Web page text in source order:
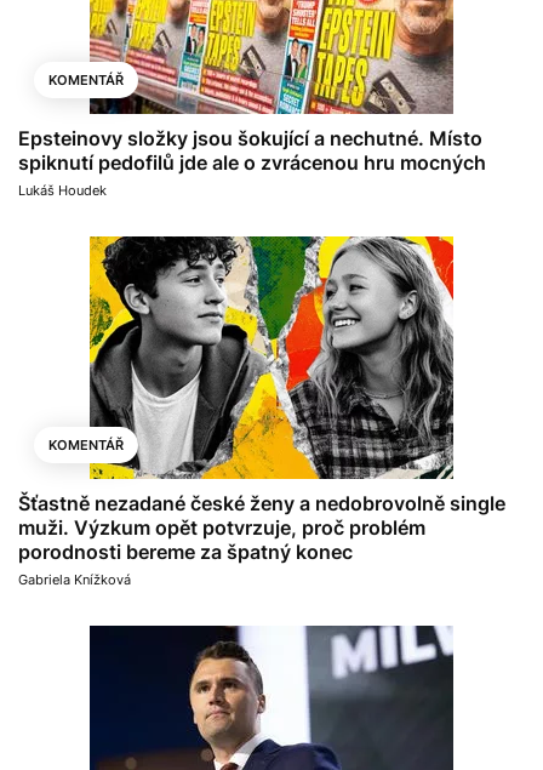
KOMENTÁŘ
Epsteinovy složky jsou šokující a nechutné. Místo
spiknutí pedofilů jde ale o zvrácenou hru mocných
Lukáš Houdek
KOMENTÁŘ
Šťastně nezadané české ženy a nedobrovolně single
muži. Výzkum opět potvrzuje, proč problém
porodnosti bereme za špatný konec
Gabriela Knížková